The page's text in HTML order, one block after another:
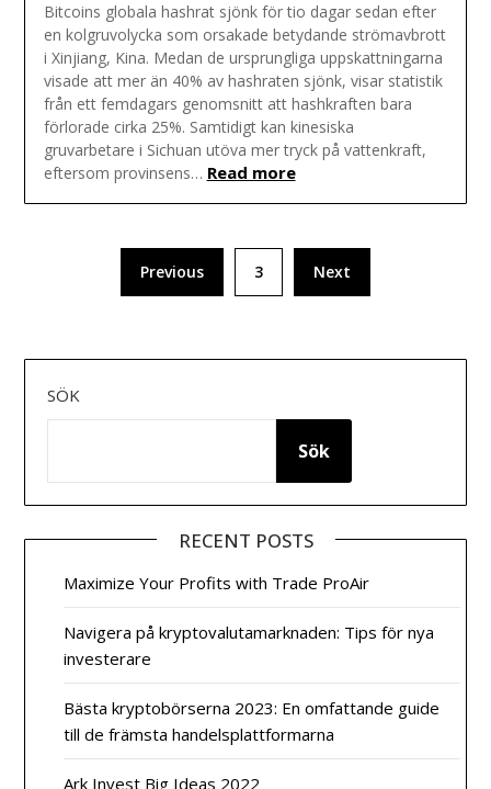
Bitcoins globala hashrat sjönk för tio dagar sedan efter
en kolgruvolycka som orsakade betydande strömavbrott
i Xinjiang, Kina. Medan de ursprungliga uppskattningarna
visade att mer än 40% av hashraten sjönk, visar statistik
från ett femdagars genomsnitt att hashkraften bara
förlorade cirka 25%. Samtidigt kan kinesiska
gruvarbetare i Sichuan utöva mer tryck på vattenkraft,
eftersom provinsens… Read more
Sidnumrering
Previous 3 Next
SÖK
Sök
RECENT POSTS
Maximize Your Profits with Trade ProAir
Navigera på kryptovalutamarknaden: Tips för nya
investerare
Bästa kryptobörserna 2023: En omfattande guide
till de främsta handelsplattformarna
Ark Invest Big Ideas 2022